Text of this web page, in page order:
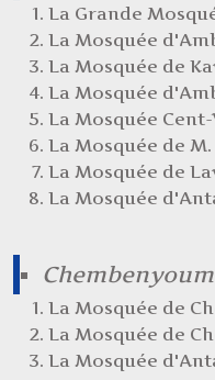
La Grande
La Mosquée
La Mosquée de
La Mosquée
La Mosquée
La Mosquée de
La Mosquée de
La Mosquée
La Mosquée de
La Mosquée de
La Mosquée